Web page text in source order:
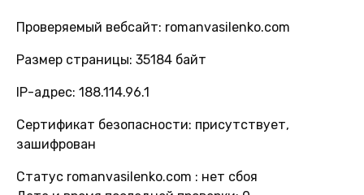
Проверяемый вебсайт: romanvasilenko.com
Размер страницы: 35184 байт
IP-адрес: 188.114.96.1
Сертификат безопасности: присутствует,
зашифрован
Статус romanvasilenko.com : нет сбоя